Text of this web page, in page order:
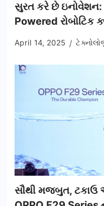
સુરત કરે છે
Powered રોબોટિક
April 14, 2025
સૌથી મજબુત, ટકાઉ